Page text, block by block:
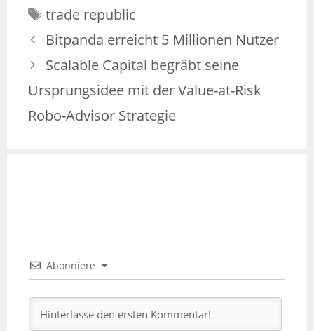
trade republic
Bitpanda erreicht 5 Millionen Nutzer
Scalable Capital begräbt seine
Ursprungsidee mit der Value-at-Risk
Robo-Advisor Strategie
Abonniere